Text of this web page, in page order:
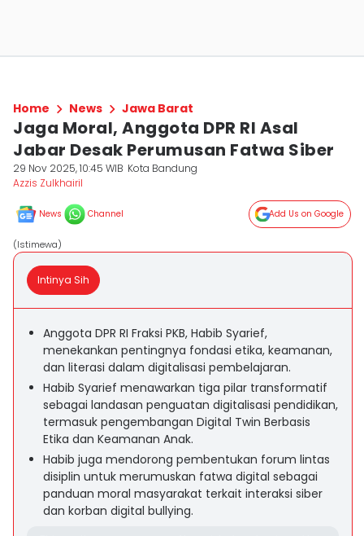
Home News Jawa Barat
Jaga Moral, Anggota DPR RI Asal
Jabar Desak Perumusan Fatwa Siber
29 Nov 2025, 10:45 WIB Kota Bandung
Azzis Zulkhairil
News Channel Add Us on Google
(Istimewa)
Intinya Sih
Anggota DPR RI Fraksi PKB, Habib Syarief,
menekankan pentingnya fondasi etika, keamanan,
dan literasi dalam digitalisasi pembelajaran.
Habib Syarief menawarkan tiga pilar transformatif
sebagai landasan penguatan digitalisasi pendidikan,
termasuk pengembangan Digital Twin Berbasis
Etika dan Keamanan Anak.
Habib juga mendorong pembentukan forum lintas
disiplin untuk merumuskan fatwa digital sebagai
panduan moral masyarakat terkait interaksi siber
dan korban digital bullying.